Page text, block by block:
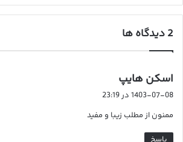
‫2 دیدگاه ها
اسکن هایپ
ف
:
1403-07-08 در 23:19
ممنون از مطلب زیبا و مفید
پاسخ